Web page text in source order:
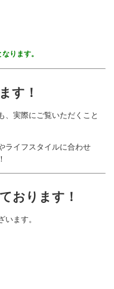
ります。
す！
、実際にご覧いただくこと
ライフスタイルに合わせ
おります！
います。